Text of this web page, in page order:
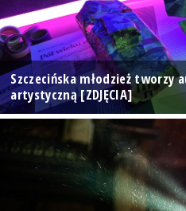
Szczecińska młodzież tworzy
artystyczną [ZDJĘCIA]